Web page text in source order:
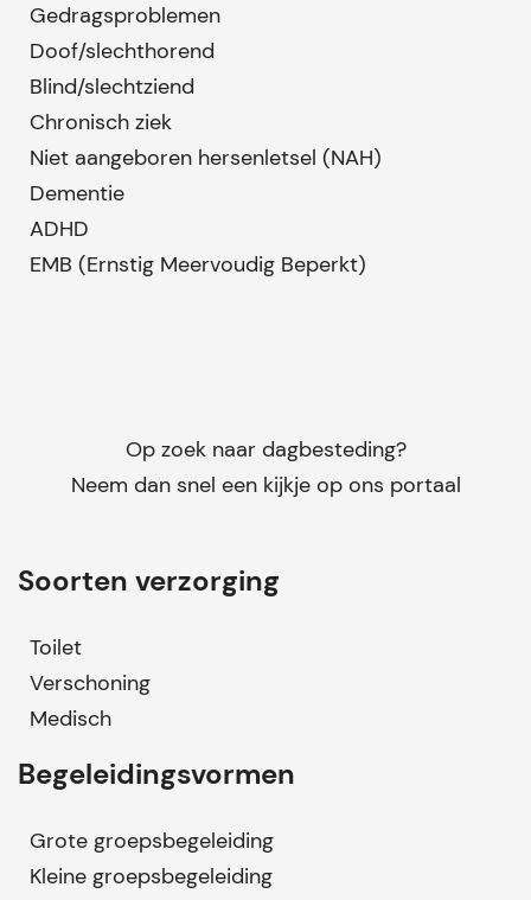
Gedragsproblemen
Doof/slechthorend
Blind/slechtziend
Chronisch ziek
Niet aangeboren hersenletsel (NAH)
Dementie
ADHD
EMB (Ernstig Meervoudig Beperkt)
Op zoek naar dagbesteding?
Neem dan snel een kijkje op ons portaal
Soorten verzorging
Toilet
Verschoning
Medisch
Begeleidingsvormen
Grote groepsbegeleiding
Kleine groepsbegeleiding